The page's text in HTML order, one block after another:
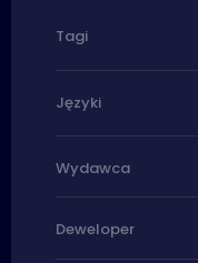
Tagi
Języki
Wydawca
Deweloper